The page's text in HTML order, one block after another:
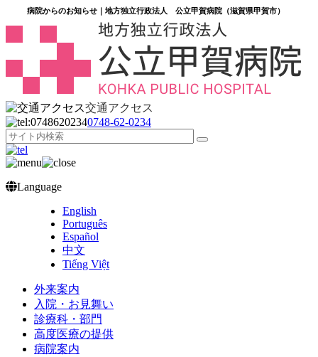
病院からのお知らせ｜地方独立行政法人 公立甲賀病院（滋賀県甲賀市）
交通アクセス
0748‐62‐0234
Language
English
Português
Español
中文
Tiếng Việt
外来案内
入院・お見舞い
診療科・部門
高度医療の提供
病院案内